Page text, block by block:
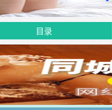
目录